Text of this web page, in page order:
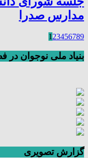
مدارس صدرا
1 23456789
بنیاد ملی نوجوان در
گزارش تصویری